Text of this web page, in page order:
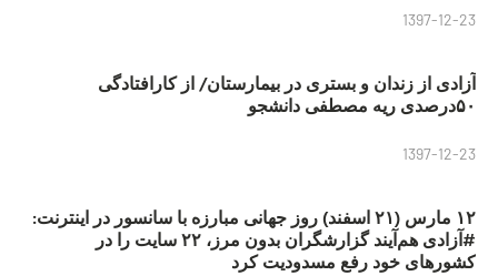
1397-12-23
آزادی از زندان و بستری در بیمارستان/ از کارافتادگی
۵۰درصدی ریه مصطفی دانشجو
1397-12-23
۱۲ مارس (۲۱ اسفند) روز جهانی مبارزه با سانسور در اینترنت:
#آزادی هم‌آیند گزارشگران‌ بدون مرز، ۲۲ سایت را در
کشورهای خود رفع مسدودیت کرد